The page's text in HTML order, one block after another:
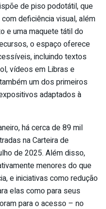
de piso podotátil, que
deficiência visual, além
e uma maquete tátil do
o espaço oferece
incluindo textos
vídeos em Libras e
um dos primeiros
adaptados à
há cerca de 89 mil
na Carteira de
de 2025. Além disso,
menores do que
e iniciativas como redução
elas como para seus
para o acesso – no